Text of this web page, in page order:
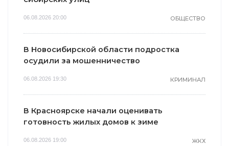
06.08.2026 20:00 ОБЩЕСТВО
В Новосибирской области подростка
осудили за мошенничество
06.08.2026 19:30 КРИМИНАЛ
В Красноярске начали оценивать
готовность жилых домов к зиме
06.08.2026 19:00 ЖКХ